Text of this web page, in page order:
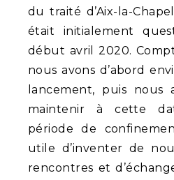
du traité d’Aix-la-
était initialement
début avril 2020.
nous avons d’abord
lancement, puis nous
maintenir à cette
période de
utile d’inventer de
rencontres et